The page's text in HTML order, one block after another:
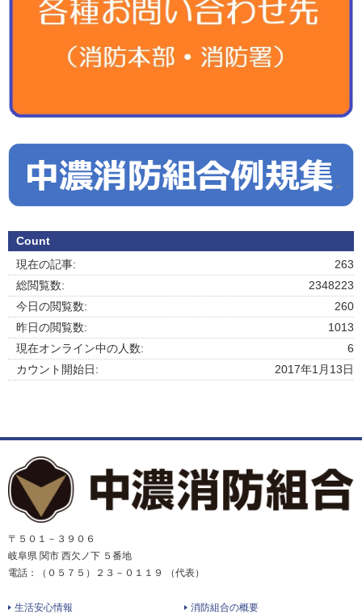
Count
263
現在の記事:
2348223
総閲覧数:
260
今日の閲覧数:
1013
昨日の閲覧数:
6
現在オンライン中の人数:
2017年1月13日
カウント開始日:
〒５０１－３９０６
岐阜県 関市 西欠ノ下 ５番地
電話：（０５７５）２３－０１１９ （代表）
生活安心情報 消防組合の概要